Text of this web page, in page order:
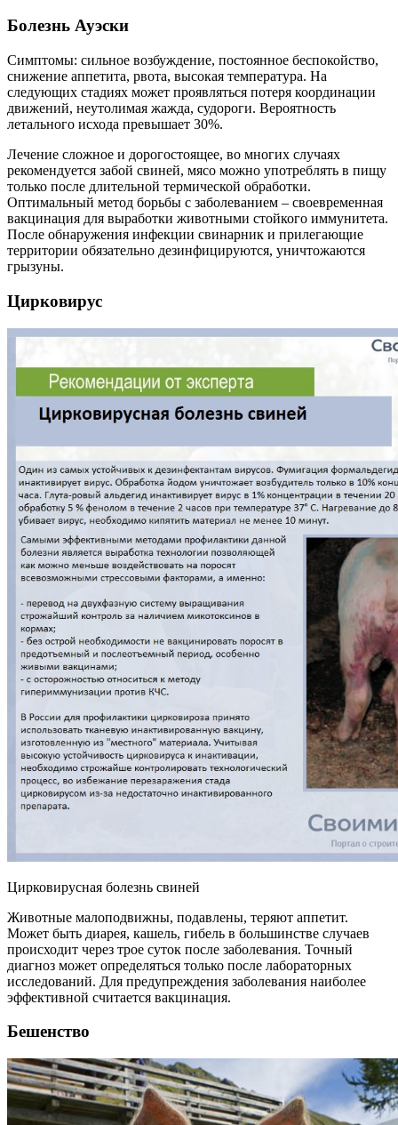
Болезнь Ауэски
Симптомы: сильное возбуждение, постоянное беспокойство,
снижение аппетита, рвота, высокая температура. На
следующих стадиях может проявляться потеря координации
движений, неутолимая жажда, судороги. Вероятность
летального исхода превышает 30%.
Лечение сложное и дорогостоящее, во многих случаях
рекомендуется забой свиней, мясо можно употреблять в пищу
только после длительной термической обработки.
Оптимальный метод борьбы с заболеванием – своевременная
вакцинация для выработки животными стойкого иммунитета.
После обнаружения инфекции свинарник и прилегающие
территории обязательно дезинфицируются, уничтожаются
грызуны.
Цирковирус
Цирковирусная болезнь свиней
Животные малоподвижны, подавлены, теряют аппетит.
Может быть диарея, кашель, гибель в большинстве случаев
происходит через трое суток после заболевания. Точный
диагноз может определяться только после лабораторных
исследований. Для предупреждения заболевания наиболее
эффективной считается вакцинация.
Бешенство